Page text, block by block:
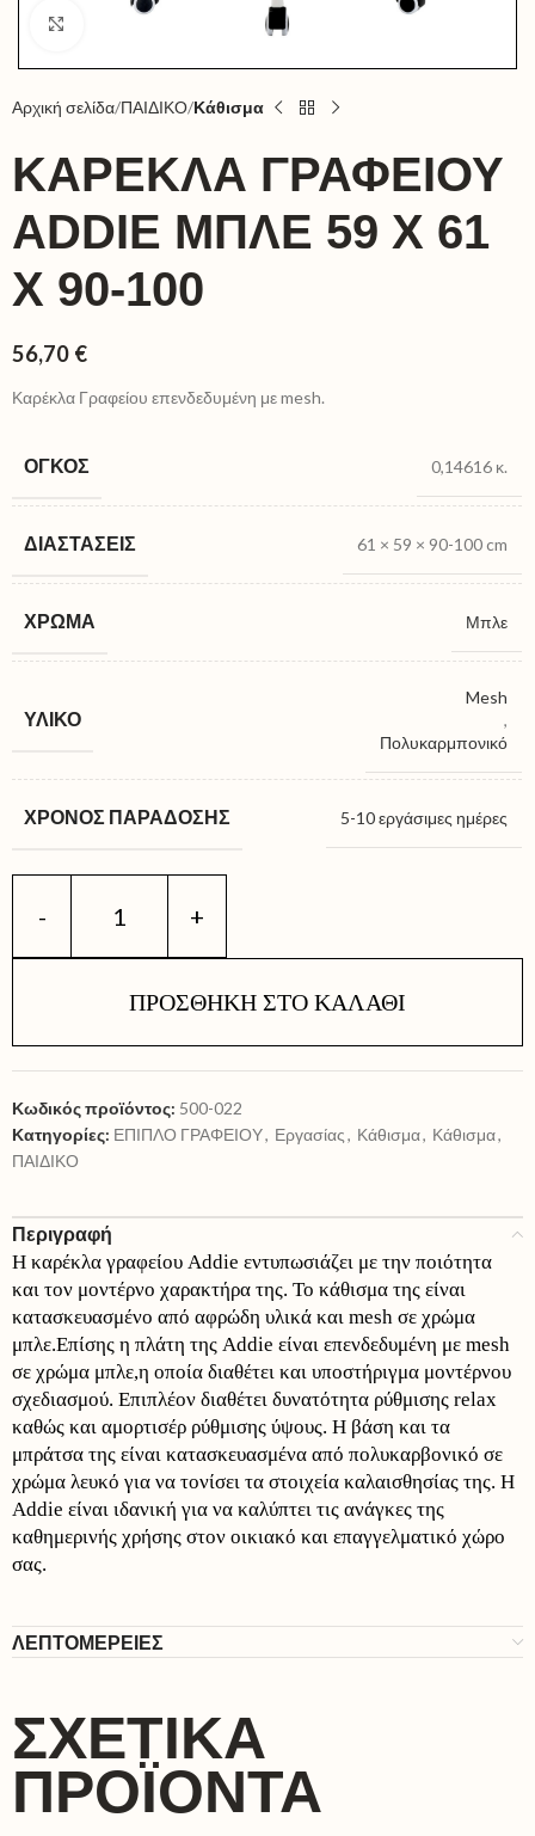
Αρχική σελίδα ΠΑΙΔΙΚΟ Κάθισμα
ΚΑΡΈΚΛΑ ΓΡΑΦΕΊΟΥ
ADDIE ΜΠΛΕ 59 X 61
X 90-100
56,70 €
Καρέκλα Γραφείου επενδεδυμένη με mesh.
ΌΓΚΟΣ 0,14616 κ.
ΔΙΑΣΤΆΣΕΙΣ 61 × 59 × 90-100 cm
ΧΡΏΜΑ Μπλε
ΥΛΙΚΌ
Mesh
,
Πολυκαρμπονικό
ΧΡΌΝΟΣ ΠΑΡΆΔΟΣΗΣ 5-10 εργάσιμες ημέρες
ΠΡΟΣΘΉΚΗ ΣΤΟ ΚΑΛΆΘΙ
Κωδικός προϊόντος: 500-022
Κατηγορίες: ΕΠΙΠΛΟ ΓΡΑΦΕΙΟΥ, Εργασίας, Κάθισμα, Κάθισμα,
ΠΑΙΔΙΚΟ
Περιγραφή
Η καρέκλα γραφείου Addie εντυπωσιάζει με την ποιότητα
και τον μοντέρνο χαρακτήρα της. Το κάθισμα της είναι
κατασκευασμένο από αφρώδη υλικά και mesh σε χρώμα
μπλε.Επίσης η πλάτη της Addie είναι επενδεδυμένη με mesh
σε χρώμα μπλε,η οποία διαθέτει και υποστήριγμα μοντέρνου
σχεδιασμού. Επιπλέον διαθέτει δυνατότητα ρύθμισης relax
καθώς και αμορτισέρ ρύθμισης ύψους. Η βάση και τα
μπράτσα της είναι κατασκευασμένα από πολυκαρβονικό σε
χρώμα λευκό για να τονίσει τα στοιχεία καλαισθησίας της. Η
Addie είναι ιδανική για να καλύπτει τις ανάγκες της
καθημερινής χρήσης στον οικιακό και επαγγελματικό χώρο
σας.
ΛΕΠΤΟΜΕΡΕΙΕΣ
ΣΧΕΤΙΚΆ
ΠΡΟΪΌΝΤΑ